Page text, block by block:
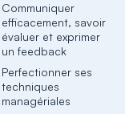
Communiquer
efficacement, savoir
évaluer et exprimer
un feedback
Perfectionner ses
techniques
managériales